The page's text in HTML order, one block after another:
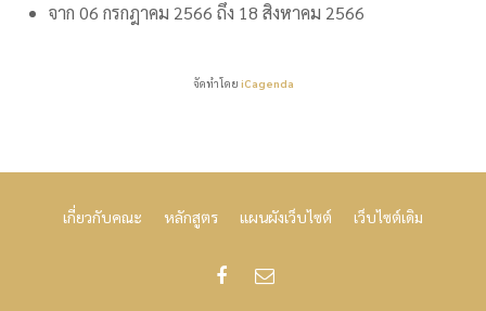
จาก 06 กรกฎาคม 2566 ถึง 18 สิงหาคม 2566
จัดทำโดย iCagenda
เกี่ยวกับคณะ หลักสูตร แผนผังเว็บไซต์ เว็บไซต์เดิม